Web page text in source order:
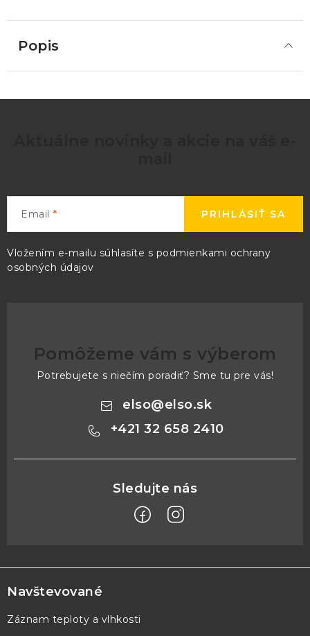
Popis
Email
Vložením e-mailu súhlasíte s podmienkami ochrany
osobných údajov
PRIHLÁSIŤ SA
Pomôžeme vám s výberom
Potrebujete s niečím poradiť? Sme tu pre vás!
elso@elso.sk
+421 32 658 2410
á
p
ä
Navštevované
Záznam teploty a vlhkosti